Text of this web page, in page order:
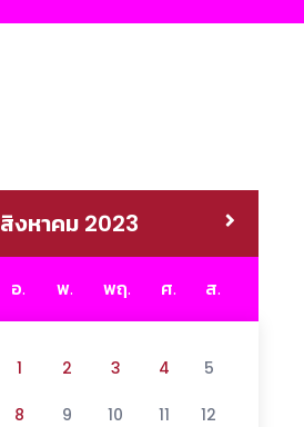
สิงหาคม 2023
อ. พ. พฤ. ศ. ส.
1 2 3 4 5
8 9 10 11 12